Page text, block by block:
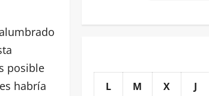
posible
habría
L M X J